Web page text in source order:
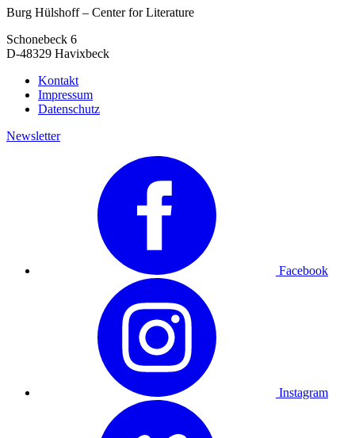
Burg Hülshoff – Center for Literature
Schonebeck 6
D-48329 Havixbeck
Kontakt
Impressum
Datenschutz
Newsletter
Facebook
Instagram